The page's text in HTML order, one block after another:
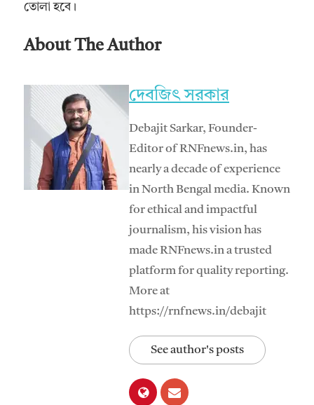
তোলা হবে।
About The Author
দেবজিৎ সরকার
Debajit Sarkar, Founder-
Editor of RNFnews.in, has
nearly a decade of experience
in North Bengal media. Known
for ethical and impactful
journalism, his vision has
made RNFnews.in a trusted
platform for quality reporting.
More at
https://rnfnews.in/debajit
See author's posts